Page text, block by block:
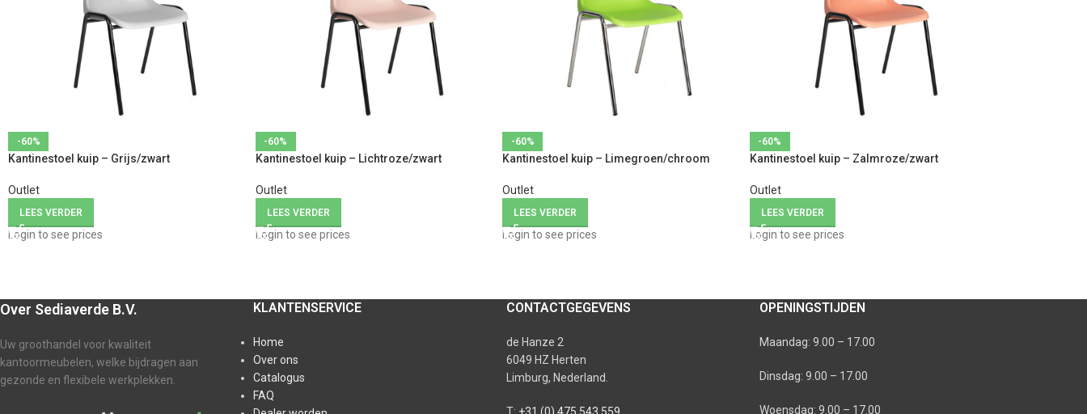
-60%
Kantinestoel kuip – Grijs/zwart
Outlet
LEES VERDER
Login to see prices
-60%
Kantinestoel kuip – Lichtroze/zwart
Outlet
LEES VERDER
Login to see prices
-60%
Kantinestoel kuip – Limegroen/chroom
Outlet
LEES VERDER
Login to see prices
-60%
Kantinestoel kuip – Zalmroze/zwart
Outlet
LEES VERDER
Login to see prices
Over Sediaverde B.V.
Uw groothandel voor kwaliteit
kantoormeubelen, welke bijdragen aan
gezonde en flexibele werkplekken.
KLANTENSERVICE
Home
Over ons
Catalogus
FAQ
CONTACTGEGEVENS
de Hanze 2
6049 HZ Herten
Limburg, Nederland.
OPENINGSTIJDEN
Maandag: 9.00 – 17.00
Dinsdag: 9.00 – 17.00
Woensdag: 9.00 – 17.00